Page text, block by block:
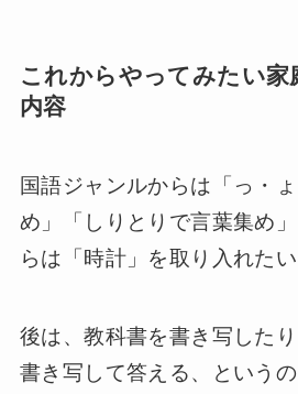
これからやってみたい家
内容
国語ジャンルからは「っ・
め」「しりとりで言葉集め
らは「時計」を取り入れたい
後は、教科書を書き写した
書き写して答える、という